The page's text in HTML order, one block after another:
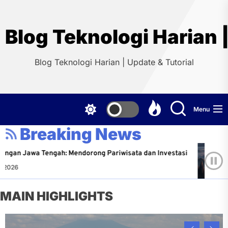
the
content
Blog Teknologi Harian
Blog Teknologi Harian | Update & Tutorial
Menu
Breaking News
Mendorong Pariwisata dan Investasi
Richard
MAIN HIGHLIGHTS